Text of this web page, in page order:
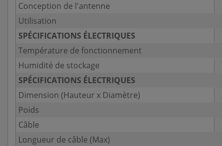
Conception de l'antenne
Utilisation
SPÉCIFICATIONS ÉLECTRIQUES
Température de fonctionnement
Humidité de stockage
SPÉCIFICATIONS ÉLECTRIQUES
Dimension (Hauteur x Diamètre)
Poids
Câble
Longueur de câble (Max)